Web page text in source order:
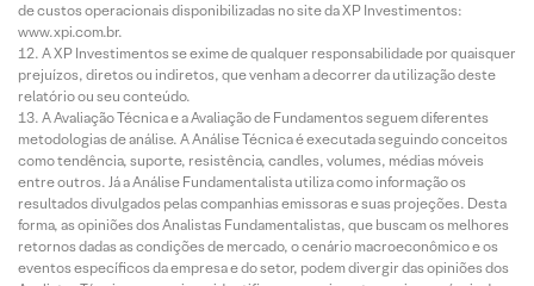
de custos operacionais disponibilizadas no site da XP Investimentos:
www.xpi.com.br.
A XP Investimentos se exime de qualquer responsabilidade por quaisquer
prejuízos, diretos ou indiretos, que venham a decorrer da utilização deste
relatório ou seu conteúdo.
A Avaliação Técnica e a Avaliação de Fundamentos seguem diferentes
metodologias de análise. A Análise Técnica é executada seguindo conceitos
como tendência, suporte, resistência, candles, volumes, médias móveis
entre outros. Já a Análise Fundamentalista utiliza como informação os
resultados divulgados pelas companhias emissoras e suas projeções. Desta
forma, as opiniões dos Analistas Fundamentalistas, que buscam os melhores
retornos dadas as condições de mercado, o cenário macroeconômico e os
eventos específicos da empresa e do setor, podem divergir das opiniões dos